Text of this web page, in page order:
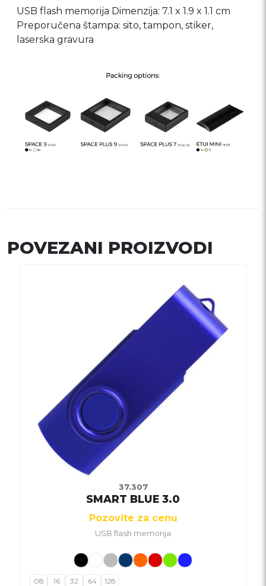
USB flash memorija Dimenzija: 7.1 x 1.9 x 1.1 cm
Preporučena štampa: sito, tampon, stiker,
laserska gravura
POVEZANI PROIZVODI
37.307
SMART BLUE 3.0
Pozovite za cenu
USB flash memorija
08 16 32 64 128